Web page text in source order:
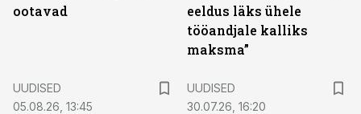
ootavad
eeldus läks ühele
tööandjale kalliks
maksma”
UUDISED
05.08.26, 13:45
UUDISED
30.07.26, 16:20